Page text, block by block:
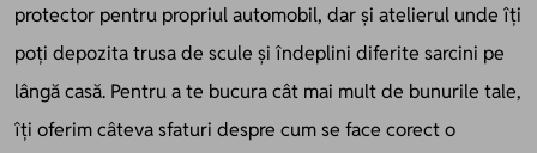
protector pentru propriul automobil, dar și atelierul unde îți
poți depozita trusa de scule și îndeplini diferite sarcini pe
lângă casă. Pentru a te bucura cât mai mult de bunurile tale,
îți oferim câteva sfaturi despre cum se face corect o